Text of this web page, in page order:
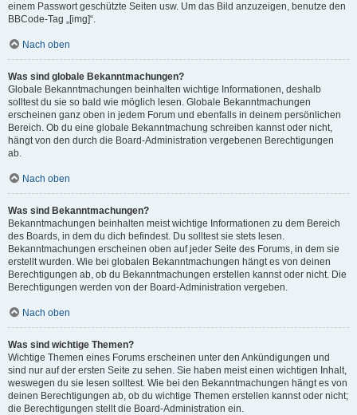
einem Passwort geschützte Seiten usw. Um das Bild anzuzeigen, benutze den
BBCode-Tag „[img]“.
Nach oben
Was sind globale Bekanntmachungen?
Globale Bekanntmachungen beinhalten wichtige Informationen, deshalb
solltest du sie so bald wie möglich lesen. Globale Bekanntmachungen
erscheinen ganz oben in jedem Forum und ebenfalls in deinem persönlichen
Bereich. Ob du eine globale Bekanntmachung schreiben kannst oder nicht,
hängt von den durch die Board-Administration vergebenen Berechtigungen
ab.
Nach oben
Was sind Bekanntmachungen?
Bekanntmachungen beinhalten meist wichtige Informationen zu dem Bereich
des Boards, in dem du dich befindest. Du solltest sie stets lesen.
Bekanntmachungen erscheinen oben auf jeder Seite des Forums, in dem sie
erstellt wurden. Wie bei globalen Bekanntmachungen hängt es von deinen
Berechtigungen ab, ob du Bekanntmachungen erstellen kannst oder nicht. Die
Berechtigungen werden von der Board-Administration vergeben.
Nach oben
Was sind wichtige Themen?
Wichtige Themen eines Forums erscheinen unter den Ankündigungen und
sind nur auf der ersten Seite zu sehen. Sie haben meist einen wichtigen Inhalt,
weswegen du sie lesen solltest. Wie bei den Bekanntmachungen hängt es von
deinen Berechtigungen ab, ob du wichtige Themen erstellen kannst oder nicht;
die Berechtigungen stellt die Board-Administration ein.